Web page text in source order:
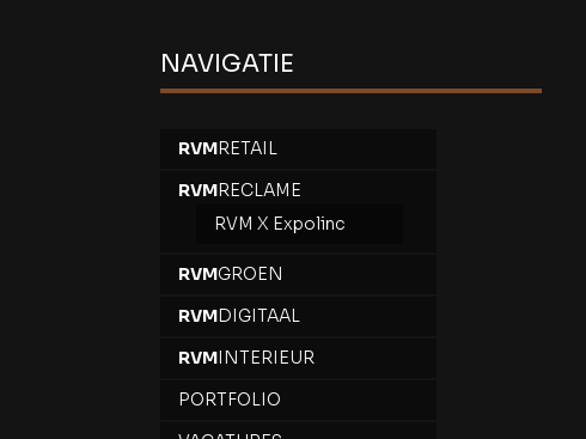
NAVIGATIE
RVMRETAIL
RVMRECLAME
RVM X Expolinc
RVMGROEN
RVMDIGITAAL
RVMINTERIEUR
PORTFOLIO